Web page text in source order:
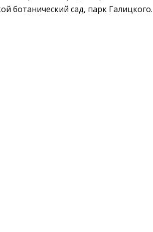
ботанический сад, парк Галицкого.